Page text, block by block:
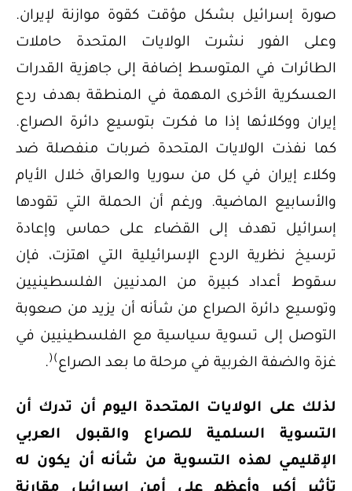
صورة إسرائيل بشكل مؤقت كقوة موازنة لإيران.
وعلى الفور نشرت الولايات المتحدة حاملات
الطائرات في المتوسط إضافة إلى جاهزية القدرات
العسكرية الأخرى المهمة في المنطقة بهدف ردع
إيران ووكلائها إذا ما فكرت بتوسيع دائرة الصراع.
كما نفذت الولايات المتحدة ضربات منفصلة ضد
وكلاء إيران في كل من سوريا والعراق خلال الأيام
والأسابيع الماضية. ورغم أن الحملة التي تقودها
إسرائيل تهدف إلى القضاء على حماس وإعادة
ترسيخ نظرية الردع الإسرائيلية التي اهتزت، فإن
سقوط أعداد كبيرة من المدنيين الفلسطينيين
وتوسيع دائرة الصراع من شأنه أن يزيد من صعوبة
التوصل إلى تسوية سياسية مع الفلسطينيين في
غزة والضفة الغربية في مرحلة ما بعد الصراع )
(
.
لذلك على الولايات المتحدة اليوم أن تدرك أن
التسوية السلمية للصراع والقبول العربي
الإقليمي لهذه التسوية من شأنه أن يكون له